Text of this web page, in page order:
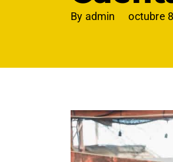
By admin octubre